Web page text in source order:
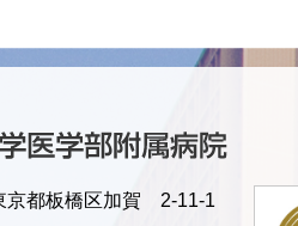
都板橋区加賀 2-11-1